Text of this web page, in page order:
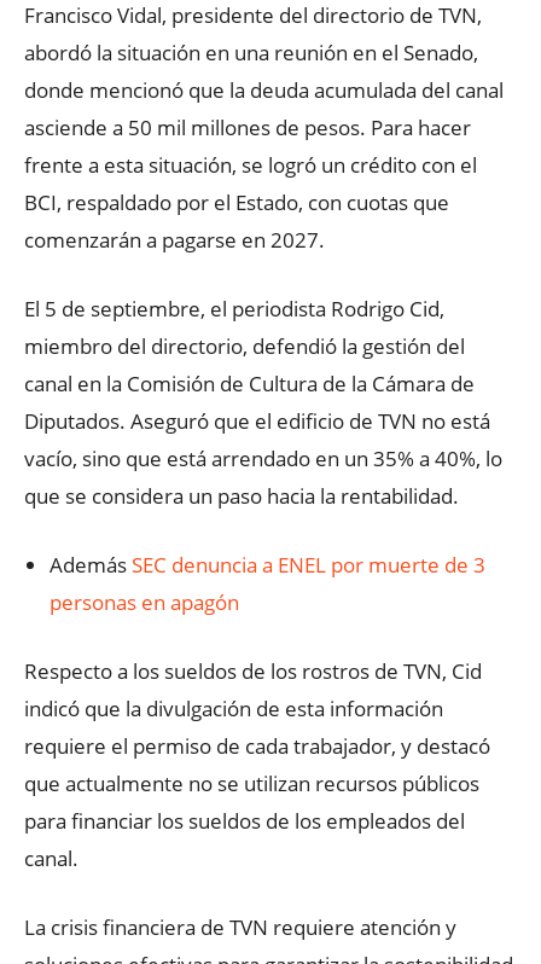
Francisco Vidal, presidente del directorio de TVN,
abordó la situación en una reunión en el Senado,
donde mencionó que la deuda acumulada del canal
asciende a 50 mil millones de pesos. Para hacer
frente a esta situación, se logró un crédito con el
BCI, respaldado por el Estado, con cuotas que
comenzarán a pagarse en 2027.
El 5 de septiembre, el periodista Rodrigo Cid,
miembro del directorio, defendió la gestión del
canal en la Comisión de Cultura de la Cámara de
Diputados. Aseguró que el edificio de TVN no está
vacío, sino que está arrendado en un 35% a 40%, lo
que se considera un paso hacia la rentabilidad.
AdemásSEC denuncia a ENEL por muerte de 3
personas en apagón
Respecto a los sueldos de los rostros de TVN, Cid
indicó que la divulgación de esta información
requiere el permiso de cada trabajador, y destacó
que actualmente no se utilizan recursos públicos
para financiar los sueldos de los empleados del
canal.
La crisis financiera de TVN requiere atención y